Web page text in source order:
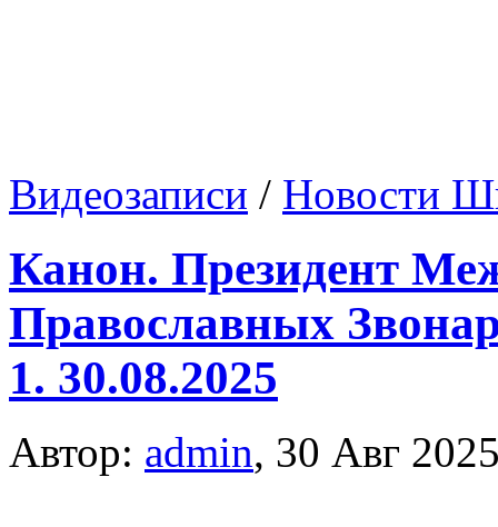
Видеозаписи / Новости
Канон. Президент
Православных
1. 30.08.2025
Автор: admin, 30 Авг